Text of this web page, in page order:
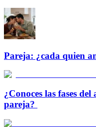
Pareja: ¿cada quien
¿Conoces las fases
pareja?